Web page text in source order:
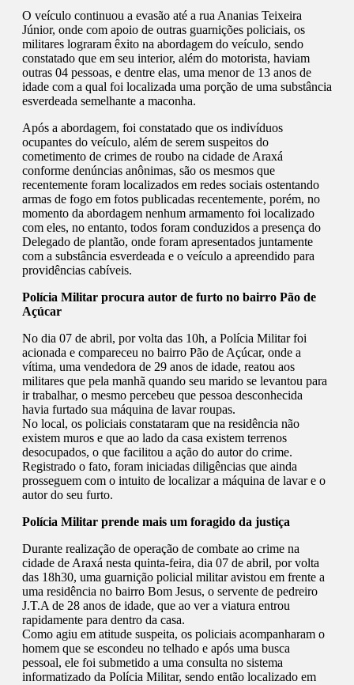
O veículo continuou a evasão até a rua Ananias Teixeira
Júnior, onde com apoio de outras guarnições policiais, os
militares lograram êxito na abordagem do veículo, sendo
constatado que em seu interior, além do motorista, haviam
outras 04 pessoas, e dentre elas, uma menor de 13 anos de
idade com a qual foi localizada uma porção de uma substância
esverdeada semelhante a maconha.
Após a abordagem, foi constatado que os indivíduos
ocupantes do veículo, além de serem suspeitos do
cometimento de crimes de roubo na cidade de Araxá
conforme denúncias anônimas, são os mesmos que
recentemente foram localizados em redes sociais ostentando
armas de fogo em fotos publicadas recentemente, porém, no
momento da abordagem nenhum armamento foi localizado
com eles, no entanto, todos foram conduzidos a presença do
Delegado de plantão, onde foram apresentados juntamente
com a substância esverdeada e o veículo a apreendido para
providências cabíveis.
Polícia Militar procura autor de furto no bairro Pão de
Açúcar
No dia 07 de abril, por volta das 10h, a Polícia Militar foi
acionada e compareceu no bairro Pão de Açúcar, onde a
vítima, uma vendedora de 29 anos de idade, reatou aos
militares que pela manhã quando seu marido se levantou para
ir trabalhar, o mesmo percebeu que pessoa desconhecida
havia furtado sua máquina de lavar roupas.
No local, os policiais constataram que na residência não
existem muros e que ao lado da casa existem terrenos
desocupados, o que facilitou a ação do autor do crime.
Registrado o fato, foram iniciadas diligências que ainda
prosseguem com o intuito de localizar a máquina de lavar e o
autor do seu furto.
Polícia Militar prende mais um foragido da justiça
Durante realização de operação de combate ao crime na
cidade de Araxá nesta quinta-feira, dia 07 de abril, por volta
das 18h30, uma guarnição policial militar avistou em frente a
uma residência no bairro Bom Jesus, o servente de pedreiro
J.T.A de 28 anos de idade, que ao ver a viatura entrou
rapidamente para dentro da casa.
Como agiu em atitude suspeita, os policiais acompanharam o
homem que se escondeu no telhado e após uma busca
pessoal, ele foi submetido a uma consulta no sistema
informatizado da Polícia Militar, sendo então localizado em